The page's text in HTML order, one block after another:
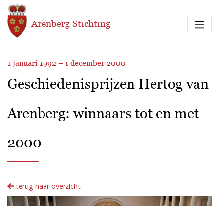
Overslaan en naar de inhoud gaan
Arenberg Stichting
1 januari 1992 – 1 december 2000
Geschiedenisprijzen Hertog van
Arenberg: winnaars tot en met
2000
terug naar overzicht